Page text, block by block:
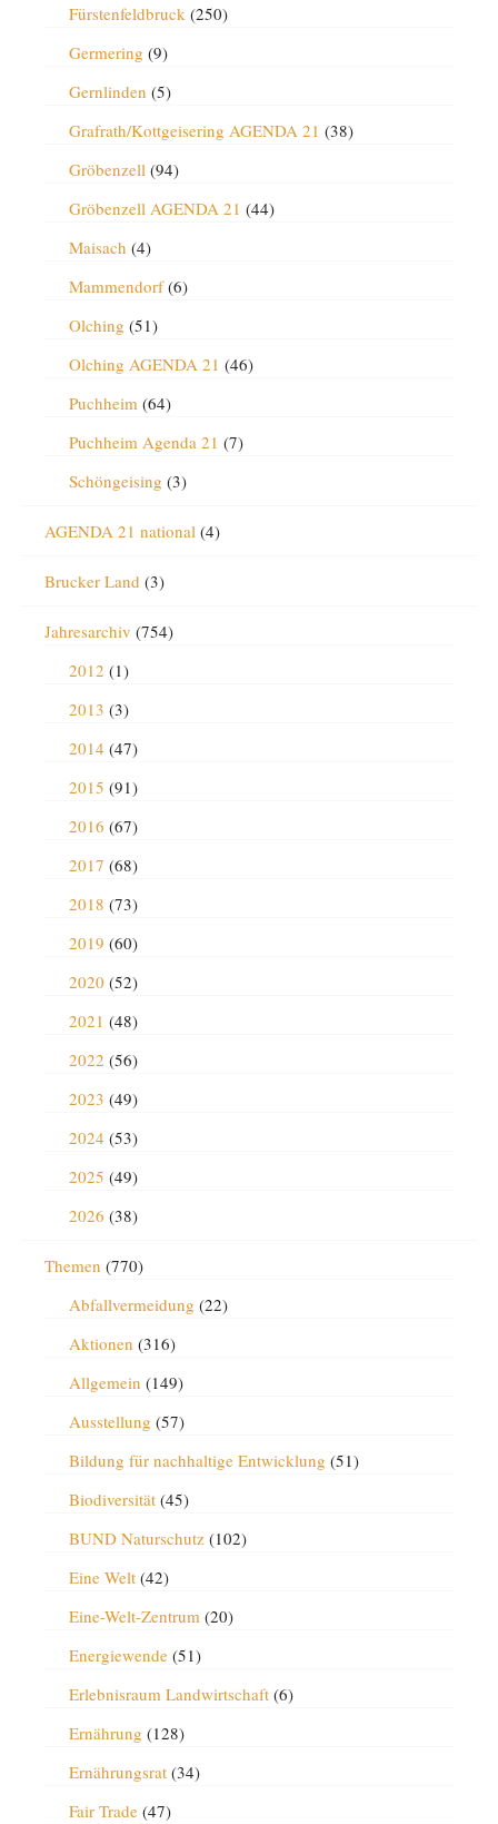
Fürstenfeldbruck(250)
Germering (9)
Gernlinden (5)
Grafrath/Kottgeisering AGENDA 21 (38)
Gröbenzell(94)
Gröbenzell AGENDA 21 (44)
Maisach (4)
Mammendorf(6)
Olching (51)
Olching AGENDA 21 (46)
Puchheim(64)
Puchheim Agenda 21 (7)
Schöngeising (3)
AGENDA 21 national(4)
Brucker Land (3)
Jahresarchiv (754)
2012 (1)
2013 (3)
2014 (47)
2015 (91)
2016 (67)
2017 (68)
2018 (73)
2019 (60)
2020 (52)
2021 (48)
2022 (56)
2023 (49)
2024 (53)
2025 (49)
2026 (38)
Themen (770)
Abfallvermeidung (22)
Aktionen (316)
Allgemein (149)
Ausstellung (57)
Bildung für nachhaltige Entwicklung (51)
Biodiversität(45)
BUND Naturschutz(102)
Eine Welt(42)
Eine-Welt-Zentrum(20)
Energiewende(51)
Erlebnisraum Landwirtschaft(6)
Ernährung (128)
Ernährungsrat(34)
Fair Trade(47)